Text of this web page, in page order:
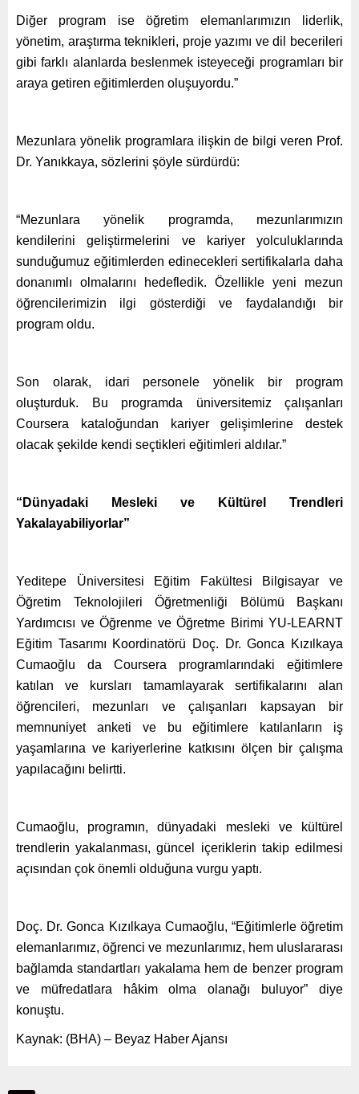
Diğer program ise öğretim elemanlarımızın liderlik,
yönetim, araştırma teknikleri, proje yazımı ve dil becerileri
gibi farklı alanlarda beslenmek isteyeceği programları bir
araya getiren eğitimlerden oluşuyordu.”
Mezunlara yönelik programlara ilişkin de bilgi veren Prof.
Dr. Yanıkkaya, sözlerini şöyle sürdürdü:
“Mezunlara yönelik programda, mezunlarımızın
kendilerini geliştirmelerini ve kariyer yolculuklarında
sunduğumuz eğitimlerden edinecekleri sertifikalarla daha
donanımlı olmalarını hedefledik. Özellikle yeni mezun
öğrencilerimizin ilgi gösterdiği ve faydalandığı bir
program oldu.
Son olarak, idari personele yönelik bir program
oluşturduk. Bu programda üniversitemiz çalışanları
Coursera kataloğundan kariyer gelişimlerine destek
olacak şekilde kendi seçtikleri eğitimleri aldılar.”
“Dünyadaki Mesleki ve Kültürel Trendleri
Yakalayabiliyorlar”
Yeditepe Üniversitesi Eğitim Fakültesi Bilgisayar ve
Öğretim Teknolojileri Öğretmenliği Bölümü Başkanı
Yardımcısı ve Öğrenme ve Öğretme Birimi YU-LEARNT
Eğitim Tasarımı Koordinatörü Doç. Dr. Gonca Kızılkaya
Cumaoğlu da Coursera programlarındaki eğitimlere
katılan ve kursları tamamlayarak sertifikalarını alan
öğrencileri, mezunları ve çalışanları kapsayan bir
memnuniyet anketi ve bu eğitimlere katılanların iş
yaşamlarına ve kariyerlerine katkısını ölçen bir çalışma
yapılacağını belirtti.
Cumaoğlu, programın, dünyadaki mesleki ve kültürel
trendlerin yakalanması, güncel içeriklerin takip edilmesi
açısından çok önemli olduğuna vurgu yaptı.
Doç. Dr. Gonca Kızılkaya Cumaoğlu, “Eğitimlerle öğretim
elemanlarımız, öğrenci ve mezunlarımız, hem uluslararası
bağlamda standartları yakalama hem de benzer program
ve müfredatlara hâkim olma olanağı buluyor” diye
konuştu.
Kaynak: (BHA) – Beyaz Haber Ajansı